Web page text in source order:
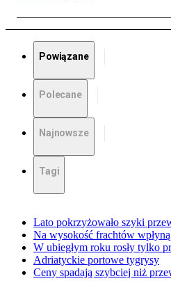
Powiązane
Polecane
Najnowsze
Tagi
Lato pokrzyżowało szyki
Na wysokość frachtów
W ubiegłym roku rosły tylko
Adriatyckie portowe tygrysy
Ceny spadają szybciej niż